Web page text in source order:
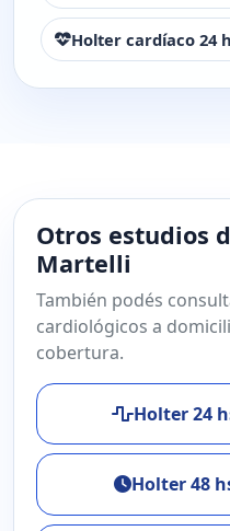
Holter cardíaco 24
Otros estudios
Martelli
También podés
cardiológicos a
cobertura.
Holter 24
Holter 48